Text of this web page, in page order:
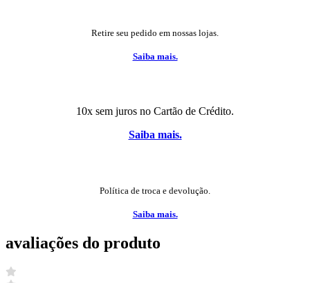
Retire seu pedido em nossas lojas.
Saiba mais.
10x sem juros no Cartão de Crédito.
Saiba mais.
Política de troca e devolução.
Saiba mais.
avaliações do produto